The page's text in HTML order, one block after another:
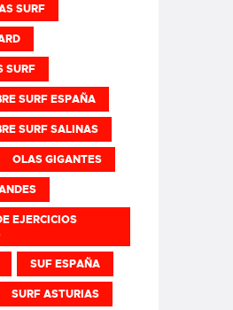
SURF
SURF
SURF ESPAÑA
SURF SALINAS
OLAS GIGANTES
EJERCICIOS
SUF ESPAÑA
SURF ASTURIAS